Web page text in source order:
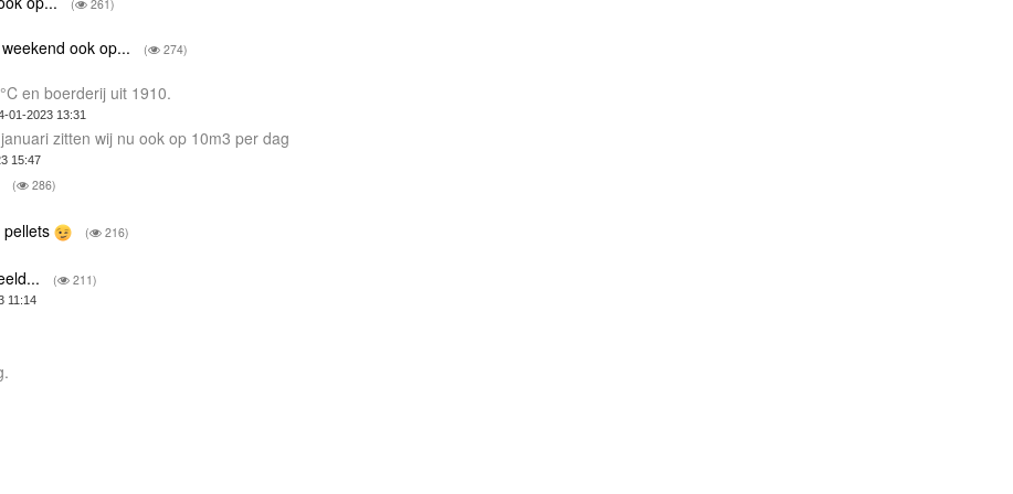
( 261)
ook op... ( 274)
en boerderij uit 1910.
01-2023 13:31
zitten wij nu ook op 10m3 per dag
15:47
( 286)
( 216)
( 211)
11:14